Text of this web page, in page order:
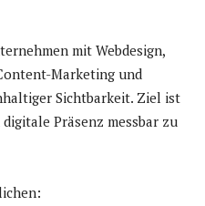
mit Webdesign,
Marketing und
Sichtbarkeit. Ziel ist
Präsenz messbar zu